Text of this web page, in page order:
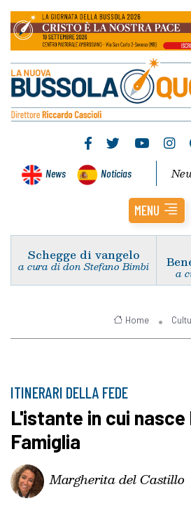
News Noticias
MENU
Schegge di vangelo
a cura di don Stefano Bimbi a
Home
ITINERARI DELLA FEDE
L'istante in cui nasce
Famiglia
Margherita del Castillo